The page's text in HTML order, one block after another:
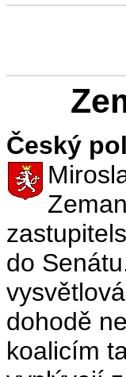
Český
do
dohodě
koalicím